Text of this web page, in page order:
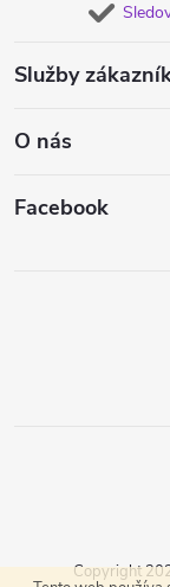
Služby
O nás
Facebook
Copyright